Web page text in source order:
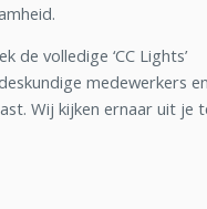
de volledige ‘CC Lights’
medewerkers
Wij kijken ernaar uit je